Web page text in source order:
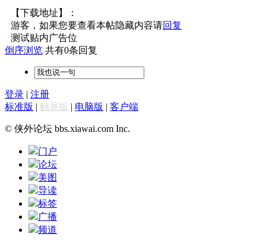
【下载地址】：
游客，如果您要查看本帖隐藏内容请回复
测试贴内广告位
倒序浏览 共有0条回复
登录 | 注册
标准版 | 触屏版 | 电脑版 | 客户端
© 侠外论坛 bbs.xiawai.com Inc.
门户
论坛
美图
导读
标签
广播
频道